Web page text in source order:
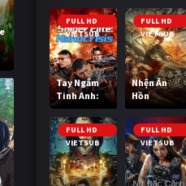
Cuối Cùng
FULL HD
VIETSUB
Tay Ngắm
Tinh Anh:
Nguy Cơ
Nano
FULL HD
VIETSUB
Nhện Ăn
Hồn
FULL HD
VIETSUB
FULL HD
VIETSUB